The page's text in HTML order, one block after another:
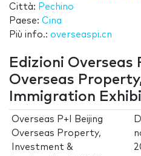
Città: Pechino
Paese: Cina
Più info.: overseaspi.cn
Edizioni Overseas
Overseas
Immigration
Overseas P+I Beijing
Overseas Property,
Investment &